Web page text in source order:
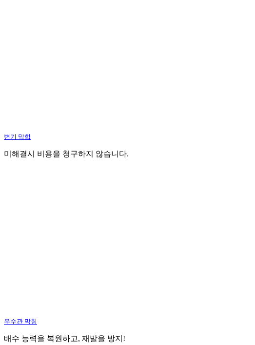
변기 막힘
미해결시 비용을 청구하지 않습니다.
우수관 막힘
배수 능력을 복원하고, 재발을 방지!